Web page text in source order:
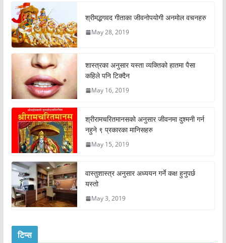
श्रीमद्भगवद गीताका जीवनोपयोगी अनमोल वचनहरु
May 28, 2019
शास्त्रका अनुसार यस्ता व्यक्तिको हातमा पैसा
कहिले पनि टिक्दैन
May 16, 2019
श्रीरामचरितमानसको अनुसार जीवनमा दुश्मनी गर्न
नहुने ९ प्रकारका मानिसहरु
May 15, 2019
वास्तुशास्त्र अनुसार अध्ययन गर्ने कक्ष हुनुपर्छ
यस्तो
May 3, 2019
टिप्स